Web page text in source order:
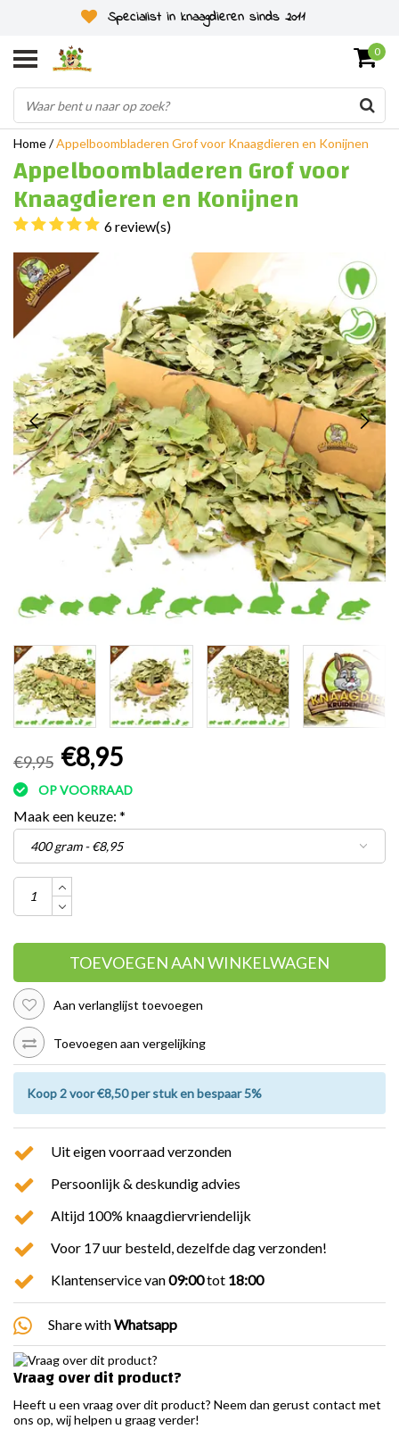
Specialist in knaagdieren sinds 2011
0
Home/Appelboombladeren Grof voor Knaagdieren en Konijnen
Appelboombladeren Grof voor
Knaagdieren en Konijnen
6 review(s)
€9,95 €8,95
OP VOORRAAD
Maak een keuze: *
TOEVOEGEN AAN WINKELWAGEN
Aan verlanglijst toevoegen
Toevoegen aan vergelijking
Koop 2 voor €8,50 per stuk en bespaar 5%
Uit eigen voorraad verzonden
Persoonlijk & deskundig advies
Altijd 100% knaagdiervriendelijk
Voor 17 uur besteld, dezelfde dag verzonden!
Klantenservice van09:00tot 18:00
Share withWhatsapp
Vraag over dit product?
Heeft u een vraag over dit product? Neem dan gerust contact met
ons op, wij helpen u graag verder!